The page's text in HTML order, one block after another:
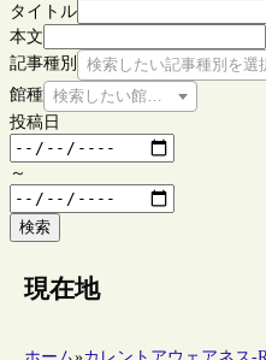
タイトル
本文
記事種別
検索したい記事種別を選
館種 検索したい館種を選択してく
投稿日
～
検索
現在地